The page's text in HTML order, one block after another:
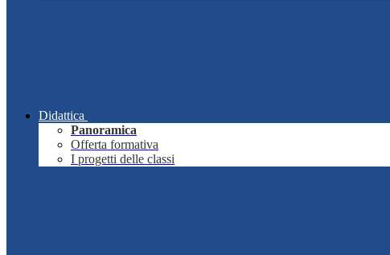
Didattica
Panoramica
Offerta formativa
I progetti delle classi